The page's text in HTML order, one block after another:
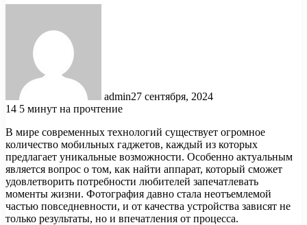
admin27 сентября, 2024
14 5 минут на прочтение
В мире современных технологий существует огромное
количество мобильных гаджетов, каждый из которых
предлагает уникальные возможности. Особенно актуальным
является вопрос о том, как найти аппарат, который сможет
удовлетворить потребности любителей запечатлевать
моменты жизни. Фотография давно стала неотъемлемой
частью повседневности, и от качества устройства зависят не
только результаты, но и впечатления от процесса.